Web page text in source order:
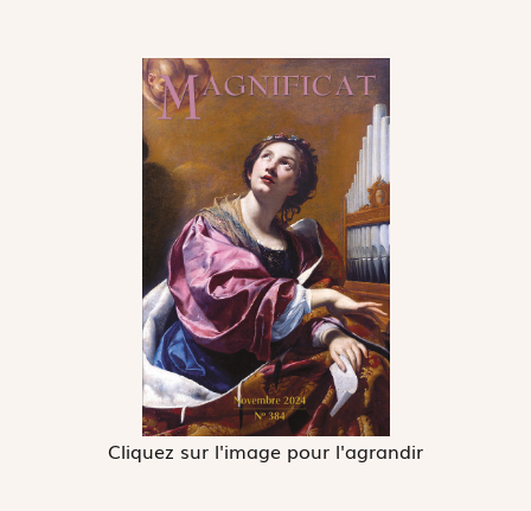
Cliquez sur l'image pour l'agrandir